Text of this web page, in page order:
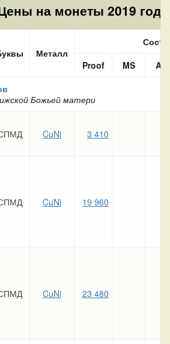
на монеты 2019
Металл
Proof
MS
AU
Божьей матери
CuNi 3 410
CuNi 19 960
CuNi 23 480